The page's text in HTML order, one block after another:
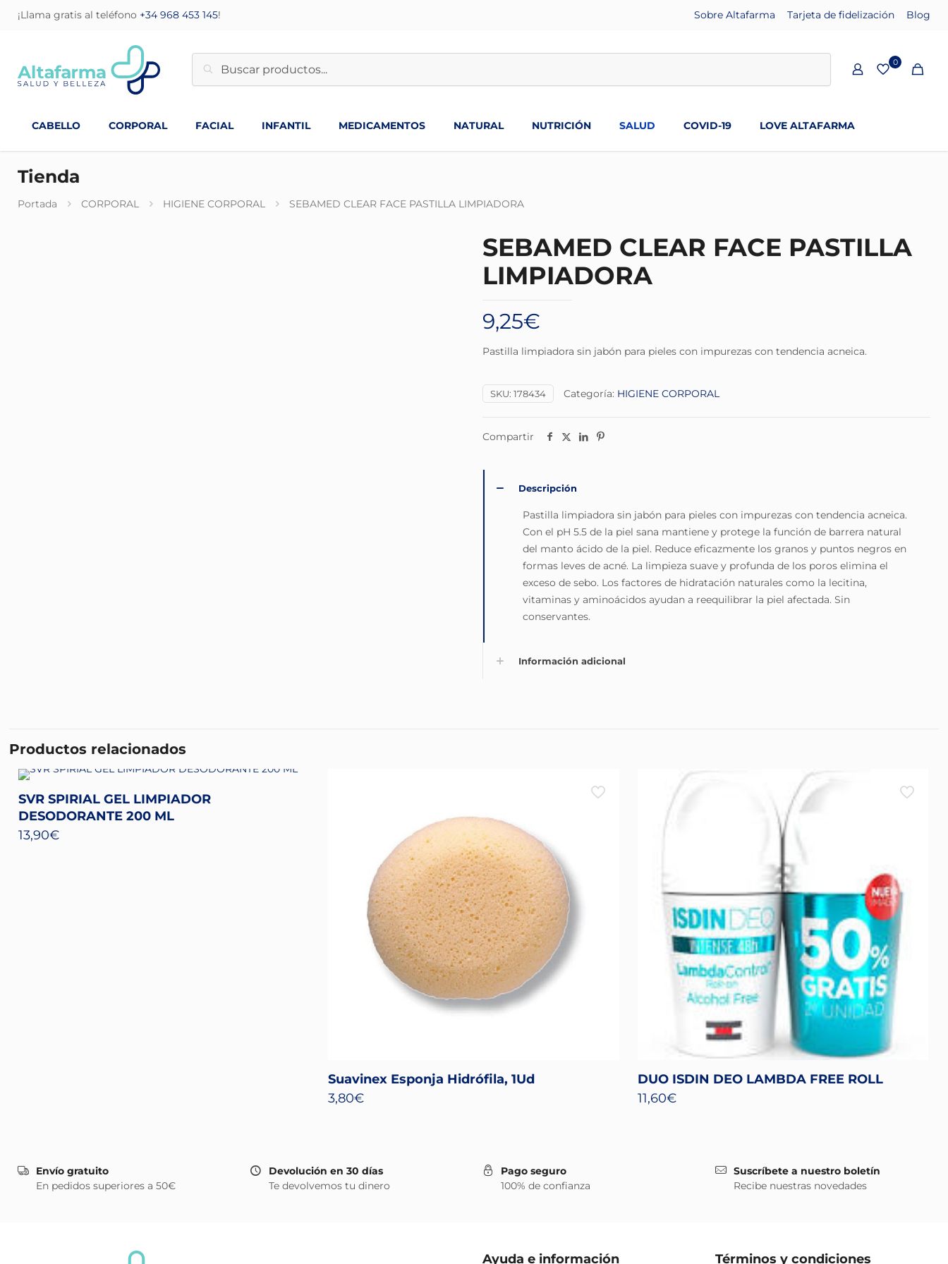
¡Llama gratis al teléfono +34 968 453 145! Sobre Altafarma Tarjeta de fidelización Blog
0
CABELLO CORPORAL FACIAL INFANTIL MEDICAMENTOS NATURAL NUTRICIÓN SALUD COVID-19 LOVE ALTAFARMA
Tienda
Portada CORPORAL HIGIENE CORPORAL SEBAMED CLEAR FACE PASTILLA LIMPIADORA
SEBAMED CLEAR FACE PASTILLA
LIMPIADORA
9,25€
Pastilla limpiadora sin jabón para pieles con impurezas con tendencia acneica.
SKU: 178434 Categoría: HIGIENE CORPORAL
Compartir
Descripción
Pastilla limpiadora sin jabón para pieles con impurezas con tendencia acneica.
Con el pH 5.5 de la piel sana mantiene y protege la función de barrera natural
del manto ácido de la piel. Reduce eficazmente los granos y puntos negros en
formas leves de acné. La limpieza suave y profunda de los poros elimina el
exceso de sebo. Los factores de hidratación naturales como la lecitina,
vitaminas y aminoácidos ayudan a reequilibrar la piel afectada. Sin
conservantes.
Información adicional
Productos relacionados
SVR SPIRIAL GEL LIMPIADOR
DESODORANTE 200 ML
13,90€
Suavinex Esponja Hidrófila, 1Ud
3,80€
DUO ISDIN DEO LAMBDA FREE ROLL
11,60€
Envío gratuito
En pedidos superiores a 50€
Devolución en 30 días
Te devolvemos tu dinero
Pago seguro
100% de confianza
Suscríbete a nuestro boletín
Recibe nuestras novedades
Ayuda e información Términos y condiciones